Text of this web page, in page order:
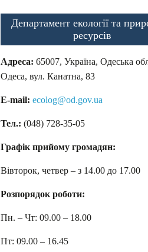
Департамент екології та
ресурсів
Адреса: 65007, Україна, Одеська
Одеса, вул. Канатна, 83
E-mail: ecolog@od.gov.ua
Тел.: (048) 728-35-05
Графік прийому громадян:
Вівторок, четвер – з 14.00 до 17.00
Розпорядок роботи:
Пн. – Чт: 09.00 – 18.00
Пт: 09.00 – 16.45